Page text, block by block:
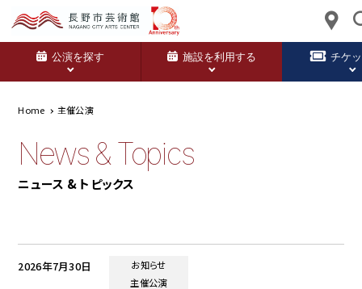
公演を探す 施設を利用する チケ
Home 主催公演
News & Topics
ニュース & トピックス
2026年7月30日
お知らせ
主催公演